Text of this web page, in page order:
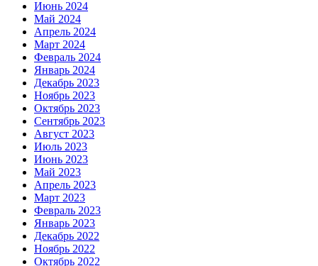
Июнь 2024
Май 2024
Апрель 2024
Март 2024
Февраль 2024
Январь 2024
Декабрь 2023
Ноябрь 2023
Октябрь 2023
Сентябрь 2023
Август 2023
Июль 2023
Июнь 2023
Май 2023
Апрель 2023
Март 2023
Февраль 2023
Январь 2023
Декабрь 2022
Ноябрь 2022
Октябрь 2022